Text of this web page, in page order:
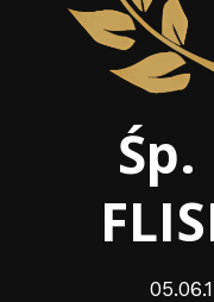
Śp.